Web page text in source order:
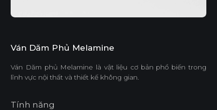
Ván Dăm Phủ Melamine
Ván Dăm phủ Melamine là vật liệu cơ bản phổ biến trong
lĩnh vực nội thất và thiết kế không gian.
Tính năng